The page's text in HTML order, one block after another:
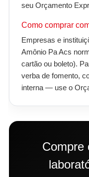
seu Orçamento
Como comprar
Empresas e
Amônio Pa Acs
cartão ou boleto).
verba de fomento,
interna — use o
Compre